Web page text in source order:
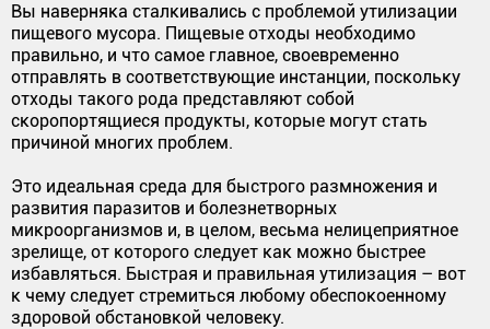
Вы наверняка сталкивались с проблемой утилизации
пищевого мусора. Пищевые отходы необходимо
правильно, и что самое главное, своевременно
отправлять в соответствующие инстанции, поскольку
отходы такого рода представляют собой
скоропортящиеся продукты, которые могут стать
причиной многих проблем.
Это идеальная среда для быстрого размножения и
развития паразитов и болезнетворных
микроорганизмов и, в целом, весьма нелицеприятное
зрелище, от которого следует как можно быстрее
избавляться. Быстрая и правильная утилизация – вот
к чему следует стремиться любому обеспокоенному
здоровой обстановкой человеку.